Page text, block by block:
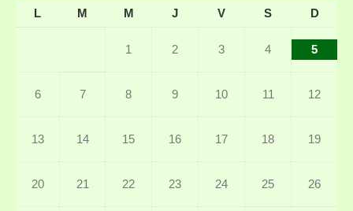
L M M J V S D
1 2 3 4 5
6 7 8 9 10 11 12
13 14 15 16 17 18 19
20 21 22 23 24 25 26